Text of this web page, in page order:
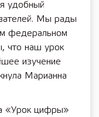
удобный
Мы рады
федеральном
что наш урок
изучение
Марианна
«Урок цифры»